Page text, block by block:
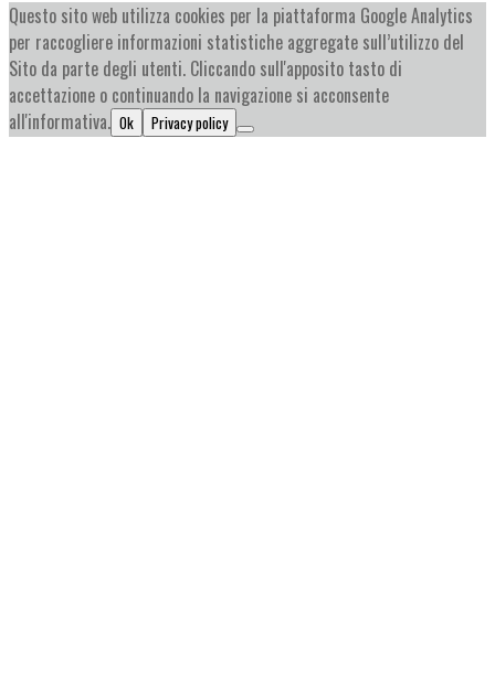
Questo sito web utilizza cookies per la piattaforma Google Analytics
per raccogliere informazioni statistiche aggregate sull’utilizzo del
Sito da parte degli utenti. Cliccando sull'apposito tasto di
accettazione o continuando la navigazione si acconsente
all'informativa. Ok Privacy policy